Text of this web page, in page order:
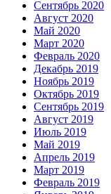
Сентябрь 2020
Август 2020
Май 2020
Март 2020
Февраль 2020
Декабрь 2019
Ноябрь 2019
Октябрь 2019
Сентябрь 2019
Август 2019
Июль 2019
Май 2019
Апрель 2019
Март 2019
Февраль 2019